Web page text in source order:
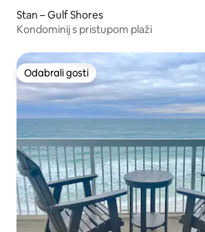
Stan – Gulf Shores
Kondominij s pristupom plaži
Odabrali gosti
Odabrali gosti